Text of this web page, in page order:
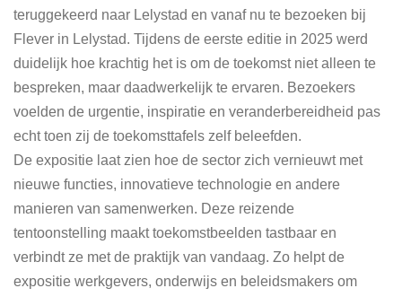
teruggekeerd naar Lelystad en vanaf nu te bezoeken bij
Flever in Lelystad. Tijdens de eerste editie in 2025 werd
duidelijk hoe krachtig het is om de toekomst niet alleen te
bespreken, maar daadwerkelijk te ervaren. Bezoekers
voelden de urgentie, inspiratie en veranderbereidheid pas
echt toen zij de toekomsttafels zelf beleefden.
De expositie laat zien hoe de sector zich vernieuwt met
nieuwe functies, innovatieve technologie en andere
manieren van samenwerken. Deze reizende
tentoonstelling maakt toekomstbeelden tastbaar en
verbindt ze met de praktijk van vandaag. Zo helpt de
expositie werkgevers, onderwijs en beleidsmakers om